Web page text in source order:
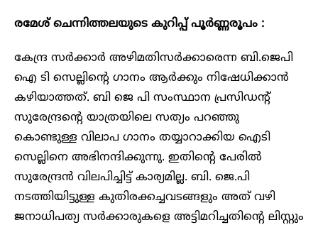
രമേശ് ചെന്നിത്തലയുടെ കുറിപ്പ് പൂർണ്ണരൂപം :
കേന്ദ്ര സർക്കാർ അഴിമതിസർക്കാരെന്ന ബി.ജെപി
ഐ ടി സെല്ലിന്റെ ഗാനം ആർക്കും നിഷേധിക്കാൻ
കഴിയാത്തത്. ബി ജെ പി സംസ്ഥാന പ്രസിഡന്റ്
സുരേന്ദ്രന്റെ യാത്രയിലെ സത്യം പറഞ്ഞു
കൊണ്ടുള്ള വിലാപ ഗാനം തയ്യാറാക്കിയ ഐടി
സെല്ലിനെ അഭിനന്ദിക്കുന്നു. ഇതിന്റെ പേരിൽ
സുരേന്ദ്രൻ വിലപിച്ചിട്ട് കാര്യമില്ല. ബി. ജെ.പി
നടത്തിയിട്ടുള്ള കുതിരക്കച്ചവടങ്ങളും അത് വഴി
ജനാധിപത്യ സർക്കാരുകളെ അട്ടിമറിച്ചതിന്റെ ലിസ്റ്റും